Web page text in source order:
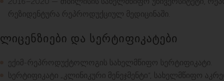
რეზიდენტურა რეპროდუქციულ მედიცინაში.
ლიცენზიები და სერტიფიკატები
ექიმ-რეპროდუქტოლოგის სახელმწიფო სერტიფიკატი.
სერტიფიკატი „კლინიკური მენეჯმენტი”, სახელმწიფო